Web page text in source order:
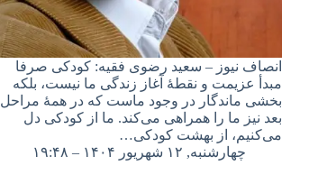
انصاف نیوز – سعید رضوی فقیه: کودکی صرفا
مبدأ عزیمت و نقطۀ آغاز زندگی ما نیست، بلکه
بخشی ماندگار در وجود ماست که در همۀ مراحل
بعد نیز ما را همراهی می‌کند. ما از کودکی دل
می‌کنیم، از بهشت کودکی…
چهارشنبه, ۱۲ شهریور ۱۴۰۴ – ۱۹:۴۸